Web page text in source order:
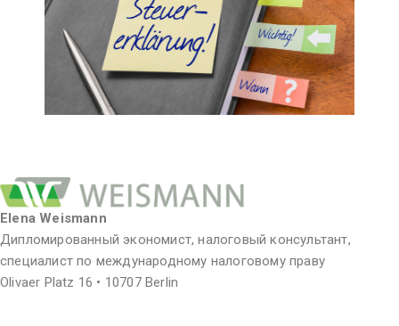
Elena Weismann
Дипломированный экономист, налоговый консультант,
специалист по международному налоговому праву
Olivaer Platz 16 • 10707 Berlin